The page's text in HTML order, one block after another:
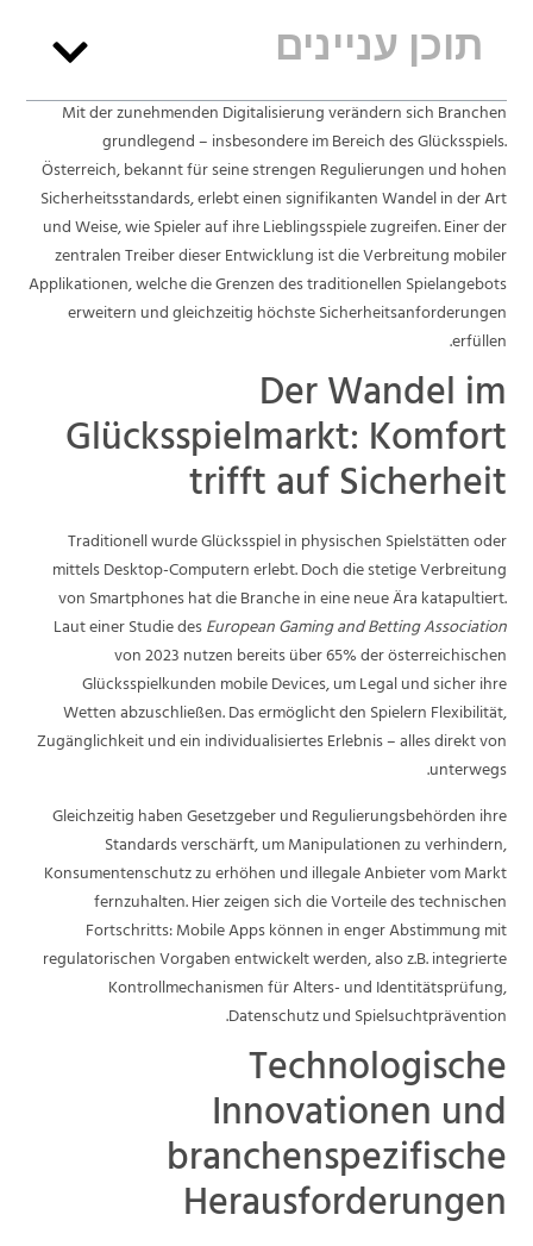
תוכן עניינים
Mit der zunehmenden Digitalisierung verändern sich Branchen
grundlegend – insbesondere im Bereich des Glücksspiels.
Österreich, bekannt für seine strengen Regulierungen und hohen
Sicherheitsstandards, erlebt einen signifikanten Wandel in der Art
und Weise, wie Spieler auf ihre Lieblingsspiele zugreifen. Einer der
zentralen Treiber dieser Entwicklung ist die Verbreitung mobiler
Applikationen, welche die Grenzen des traditionellen Spielangebots
erweitern und gleichzeitig höchste Sicherheitsanforderungen
erfüllen.
Der Wandel im
Glücksspielmarkt: Komfort
trifft auf Sicherheit
Traditionell wurde Glücksspiel in physischen Spielstätten oder
mittels Desktop-Computern erlebt. Doch die stetige Verbreitung
von Smartphones hat die Branche in eine neue Ära katapultiert.
Laut einer Studie desEuropean Gaming and Betting Association
von 2023 nutzen bereits über 65% der österreichischen
Glücksspielkunden mobile Devices, um Legal und sicher ihre
Wetten abzuschließen. Das ermöglicht den Spielern Flexibilität,
Zugänglichkeit und ein individualisiertes Erlebnis – alles direkt von
unterwegs.
Gleichzeitig haben Gesetzgeber und Regulierungsbehörden ihre
Standards verschärft, um Manipulationen zu verhindern,
Konsumentenschutz zu erhöhen und illegale Anbieter vom Markt
fernzuhalten. Hier zeigen sich die Vorteile des technischen
Fortschritts: Mobile Apps können in enger Abstimmung mit
regulatorischen Vorgaben entwickelt werden, also z.B. integrierte
Kontrollmechanismen für Alters- und Identitätsprüfung,
Datenschutz und Spielsuchtprävention.
Technologische
Innovationen und
branchenspezifische
Herausforderungen